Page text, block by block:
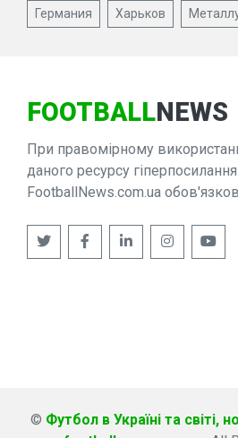
Германия Харьков
FOOTBALLNEWS
При правомірному
даного ресурсу
FootballNews.com.ua
© Футбол в Україні та світі,